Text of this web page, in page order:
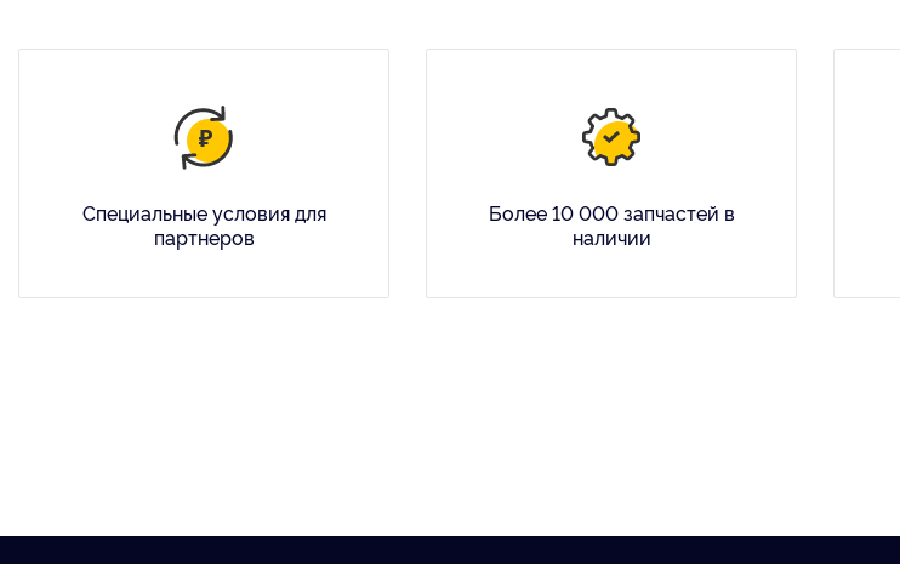
Специальные условия для
партнеров
Более 10 000 запчастей в
наличии